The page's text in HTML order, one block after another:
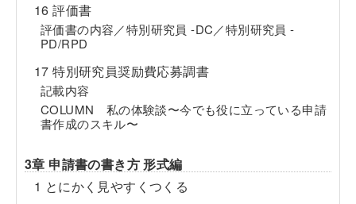
16 評価書
評価書の内容／特別研究員 -DC／特別研究員 -
PD/RPD
17 特別研究員奨励費応募調書
記載内容
COLUMN 私の体験談〜今でも役に立っている申請
書作成のスキル〜
3章 申請書の書き方 形式編
1 とにかく見やすくつくる